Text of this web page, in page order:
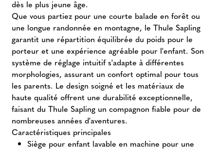
dès le plus jeune âge.
Que vous partiez pour une courte balade en forêt ou
une longue randonnée en montagne, le Thule Sapling
garantit une répartition équilibrée du poids pour le
porteur et une expérience agréable pour l'enfant. Son
système de réglage intuitif s'adapte à différentes
morphologies, assurant un confort optimal pour tous
les parents. Le design soigné et les matériaux de
haute qualité offrent une durabilité exceptionnelle,
faisant du Thule Sapling un compagnon fiable pour de
nombreuses années d'aventures.
Caractéristiques principales
Siège pour enfant lavable en machine pour une